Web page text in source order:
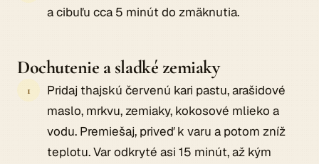
a cibuľu cca 5 minút do zmäknutia.
Dochutenie a sladké zemiaky
Pridaj thajskú červenú kari pastu, arašidové
maslo, mrkvu, zemiaky, kokosové mlieko a
vodu. Premiešaj, priveď k varu a potom zníž
teplotu. Var odkryté asi 15 minút, až kým